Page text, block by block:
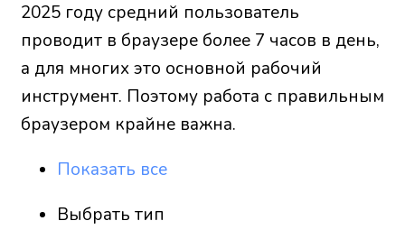
2025 году средний пользователь
проводит в браузере более 7 часов в день,
а для многих это основной рабочий
инструмент. Поэтому работа с правильным
браузером крайне важна.
Показать все
Выбрать тип